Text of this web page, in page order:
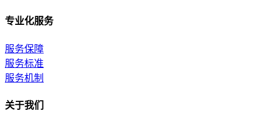
专业化服务
服务保障
服务标准
服务机制
关于我们